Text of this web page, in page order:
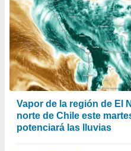
Vapor de la región de El
norte de Chile este
potenciará las lluvias